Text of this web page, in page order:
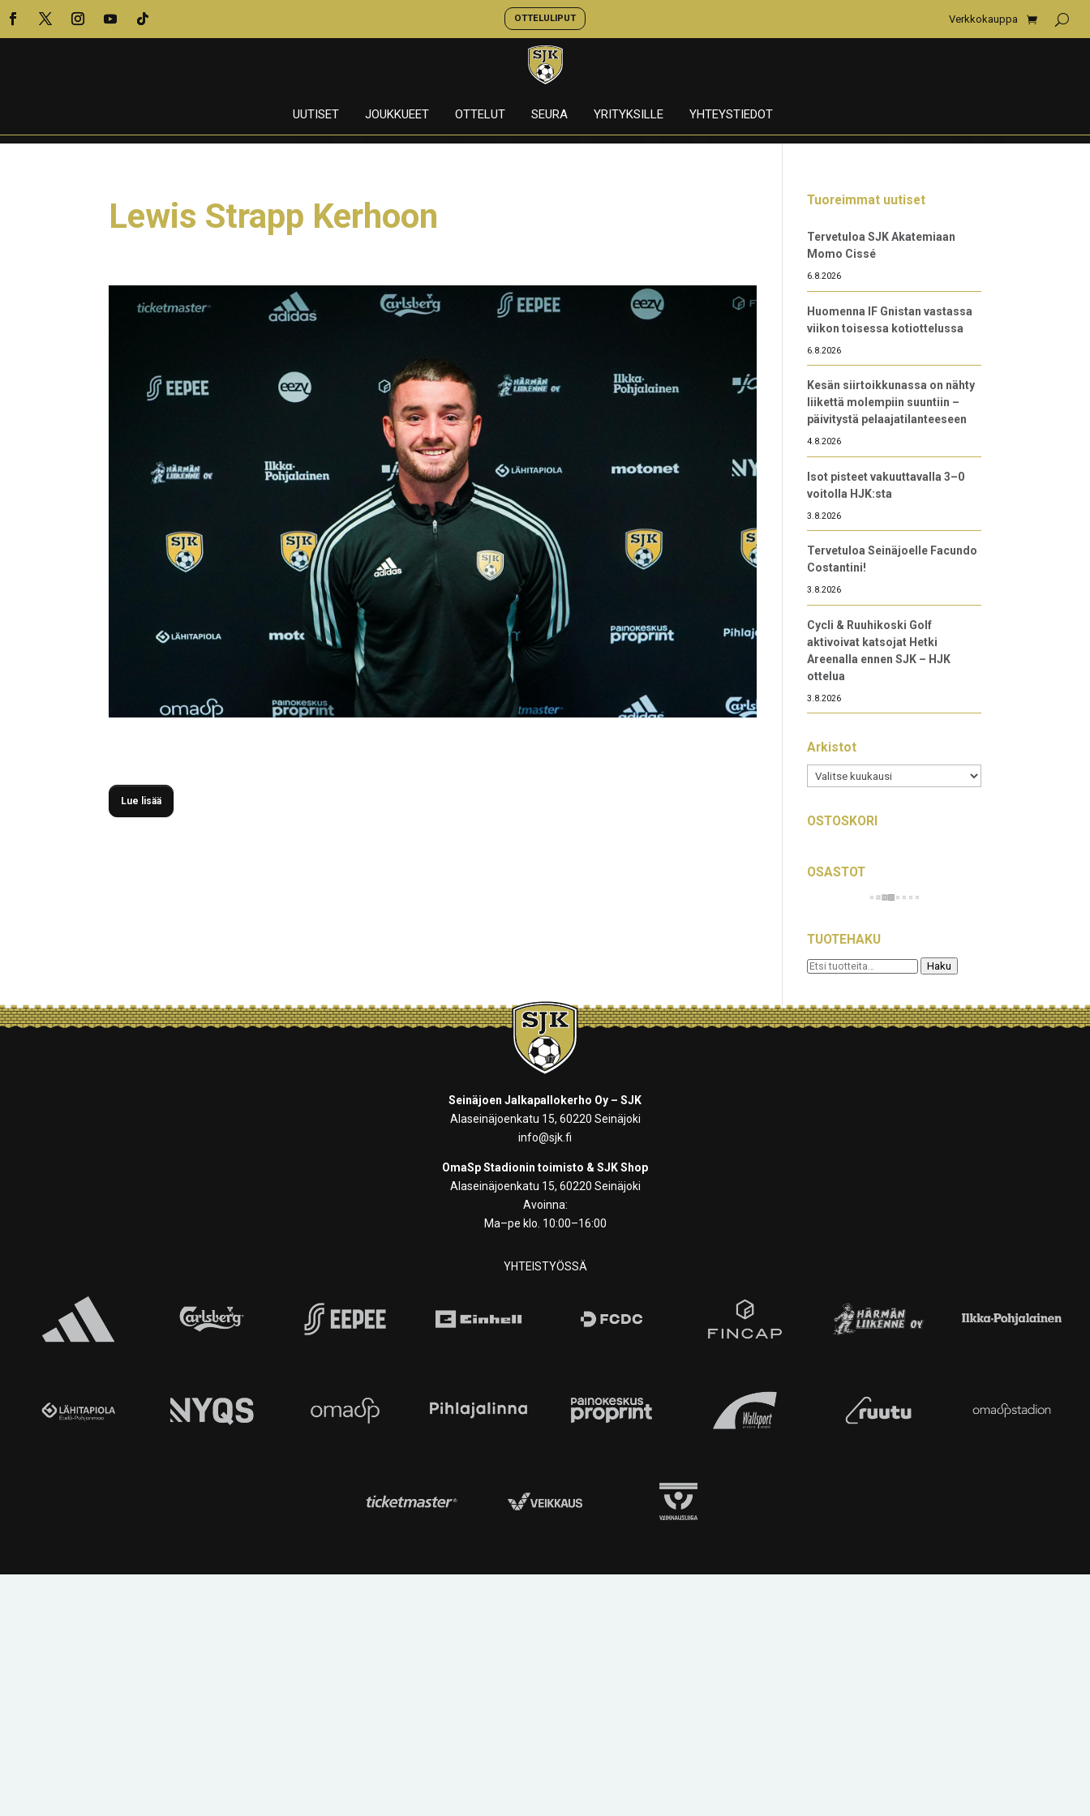
OTTELULIPUT Verkkokauppa
UUTISET JOUKKUEET OTTELUT SEURA YRITYKSILLE YHTEYSTIEDOT
Lewis Strapp Kerhoon
Lue lisää
Tuoreimmat uutiset
Tervetuloa SJK Akatemiaan
Momo Cissé
6.8.2026
Huomenna IF Gnistan vastassa
viikon toisessa kotiottelussa
6.8.2026
Kesän siirtoikkunassa on nähty
liikettä molempiin suuntiin –
päivitystä pelaajatilanteeseen
4.8.2026
Isot pisteet vakuuttavalla 3–0
voitolla HJK:sta
3.8.2026
Tervetuloa Seinäjoelle Facundo
Costantini!
3.8.2026
Cycli & Ruuhikoski Golf
aktivoivat katsojat Hetki
Areenalla ennen SJK – HJK
ottelua
3.8.2026
Arkistot
Arkistot
OSTOSKORI
OSASTOT
TUOTEHAKU
Etsi: Haku
Seinäjoen Jalkapallokerho Oy – SJK
Alaseinäjoenkatu 15, 60220 Seinäjoki
info@sjk.fi
OmaSp Stadionin toimisto & SJK Shop
Alaseinäjoenkatu 15, 60220 Seinäjoki
Avoinna:
Ma–pe klo. 10:00–16:00
YHTEISTYÖSSÄ